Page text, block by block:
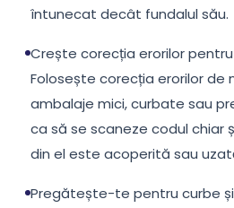
întunecat decât fundalul său.
Crește corecția erorilor
Folosește corecția erorilor de
ambalaje mici, curbate sau
ca să se scaneze codul chiar
din el este acoperită sau
Pregătește-te pentru curbe și